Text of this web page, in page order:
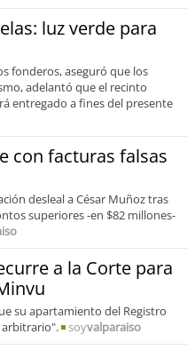
luz verde para
fonderos, aseguró que los
adelantó que el recinto
entregado a fines del presente
con facturas falsas
desleal a César Muñoz tras
superiores -en $82 millones-
a la Corte para
su apartamiento del Registro
arbitrario".
soyvalparaiso